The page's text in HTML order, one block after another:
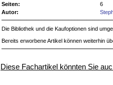
Seiten:
6
Autor:
Die Bibliothek und die Kaufoptionen sind
Bereits erworbene Artikel können weiterhin
Diese Fachartikel könnten Sie